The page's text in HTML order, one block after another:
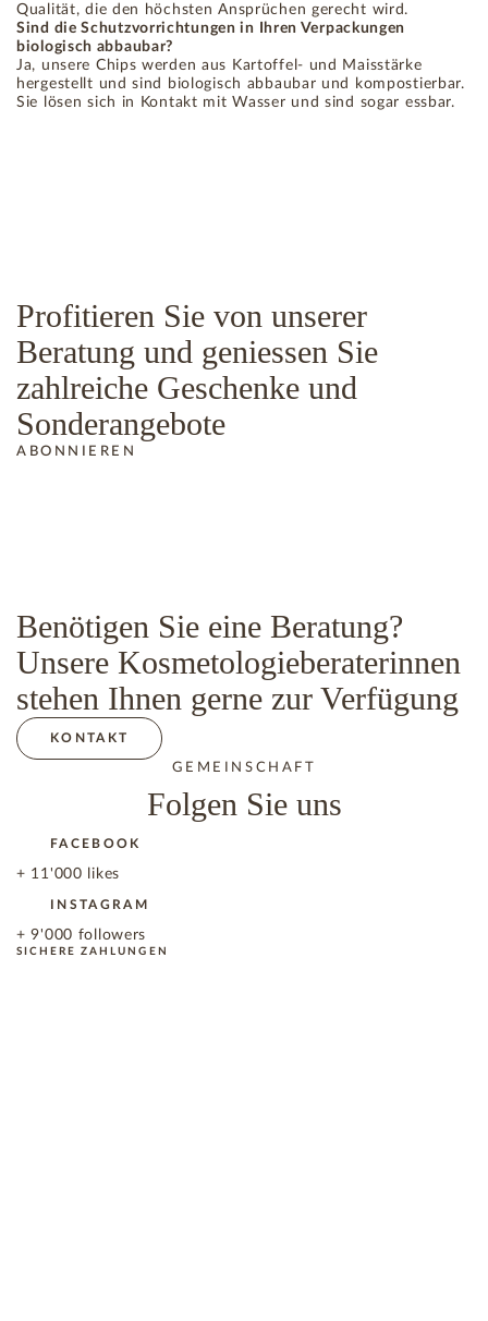
Qualität, die den höchsten Ansprüchen gerecht wird.
Sind die Schutzvorrichtungen in Ihren Verpackungen
biologisch abbaubar?
Ja, unsere Chips werden aus Kartoffel- und Maisstärke
hergestellt und sind biologisch abbaubar und kompostierbar.
Sie lösen sich in Kontakt mit Wasser und sind sogar essbar.
Profitieren Sie von unserer
Beratung und geniessen Sie
zahlreiche Geschenke und
Sonderangebote
ABONNIEREN
Benötigen Sie eine Beratung?
Unsere Kosmetologieberaterinnen
stehen Ihnen gerne zur Verfügung
KONTAKT
GEMEINSCHAFT
Folgen Sie uns
FACEBOOK
+ 11'000 likes
INSTAGRAM
+ 9'000 followers
SICHERE ZAHLUNGEN